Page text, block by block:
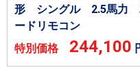
形 シングル 2.5馬力
ードリモコン
特別価格 244,100